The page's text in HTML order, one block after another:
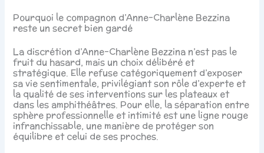
Pourquoi le compagnon d’Anne-Charlène Bezzina
reste un secret bien gardé
La discrétion d’Anne-Charlène Bezzina n’est pas le
fruit du hasard, mais un choix délibéré et
stratégique. Elle refuse catégoriquement d’exposer
sa vie sentimentale, privilégiant son rôle d’experte et
la qualité de ses interventions sur les plateaux et
dans les amphithéâtres. Pour elle, la séparation entre
sphère professionnelle et intimité est une ligne rouge
infranchissable, une manière de protéger son
équilibre et celui de ses proches.